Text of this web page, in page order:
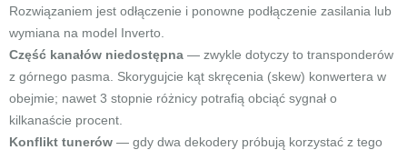
Rozwiązaniem jest odłączenie i ponowne podłączenie zasilania lub
wymiana na model Inverto.
Część kanałów niedostępna — zwykle dotyczy to transponderów
z górnego pasma. Skorygujcie kąt skręcenia (skew) konwertera w
obejmie; nawet 3 stopnie różnicy potrafią obciąć sygnał o
kilkanaście procent.
Konflikt tunerów — gdy dwa dekodery próbują korzystać z tego